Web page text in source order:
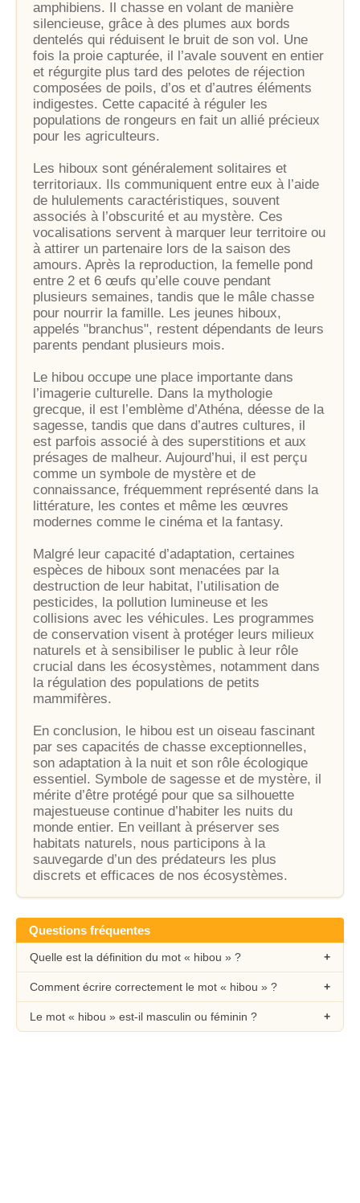
amphibiens. Il chasse en volant de manière
silencieuse, grâce à des plumes aux bords
dentelés qui réduisent le bruit de son vol. Une
fois la proie capturée, il l’avale souvent en entier
et régurgite plus tard des pelotes de réjection
composées de poils, d’os et d’autres éléments
indigestes. Cette capacité à réguler les
populations de rongeurs en fait un allié précieux
pour les agriculteurs.
Les hiboux sont généralement solitaires et
territoriaux. Ils communiquent entre eux à l’aide
de hululements caractéristiques, souvent
associés à l’obscurité et au mystère. Ces
vocalisations servent à marquer leur territoire ou
à attirer un partenaire lors de la saison des
amours. Après la reproduction, la femelle pond
entre 2 et 6 œufs qu’elle couve pendant
plusieurs semaines, tandis que le mâle chasse
pour nourrir la famille. Les jeunes hiboux,
appelés "branchus", restent dépendants de leurs
parents pendant plusieurs mois.
Le hibou occupe une place importante dans
l’imagerie culturelle. Dans la mythologie
grecque, il est l’emblème d’Athéna, déesse de la
sagesse, tandis que dans d’autres cultures, il
est parfois associé à des superstitions et aux
présages de malheur. Aujourd’hui, il est perçu
comme un symbole de mystère et de
connaissance, fréquemment représenté dans la
littérature, les contes et même les œuvres
modernes comme le cinéma et la fantasy.
Malgré leur capacité d’adaptation, certaines
espèces de hiboux sont menacées par la
destruction de leur habitat, l’utilisation de
pesticides, la pollution lumineuse et les
collisions avec les véhicules. Les programmes
de conservation visent à protéger leurs milieux
naturels et à sensibiliser le public à leur rôle
crucial dans les écosystèmes, notamment dans
la régulation des populations de petits
mammifères.
En conclusion, le hibou est un oiseau fascinant
par ses capacités de chasse exceptionnelles,
son adaptation à la nuit et son rôle écologique
essentiel. Symbole de sagesse et de mystère, il
mérite d’être protégé pour que sa silhouette
majestueuse continue d’habiter les nuits du
monde entier. En veillant à préserver ses
habitats naturels, nous participons à la
sauvegarde d’un des prédateurs les plus
discrets et efficaces de nos écosystèmes.
Questions fréquentes
Quelle est la définition du mot « hibou » ?
Comment écrire correctement le mot « hibou » ?
Le mot « hibou » est-il masculin ou féminin ?